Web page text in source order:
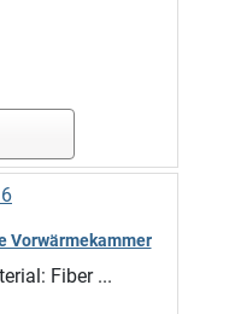
Vorwärmekammer
Fiber ...